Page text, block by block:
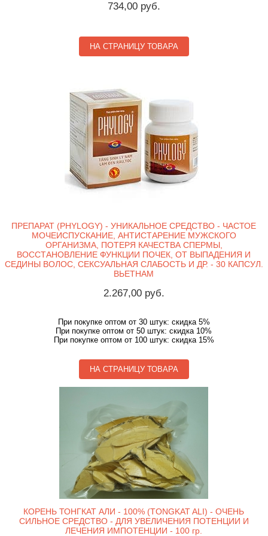
734,00 руб.
НА СТРАНИЦУ ТОВАРА
ПРЕПАРАТ (PHYLOGY) - УНИКАЛЬНОЕ СРЕДСТВО - ЧАСТОЕ
МОЧЕИСПУСКАНИЕ, АНТИСТАРЕНИЕ МУЖСКОГО
ОРГАНИЗМА, ПОТЕРЯ КАЧЕСТВА СПЕРМЫ,
ВОССТАНОВЛЕНИЕ ФУНКЦИИ ПОЧЕК, ОТ ВЫПАДЕНИЯ И
СЕДИНЫ ВОЛОС, СЕКСУАЛЬНАЯ СЛАБОСТЬ И ДР. - 30 КАПСУЛ.
ВЬЕТНАМ
2.267,00 руб.
При покупке оптом от 30 штук: скидка 5%
При покупке оптом от 50 штук: скидка 10%
При покупке оптом от 100 штук: скидка 15%
НА СТРАНИЦУ ТОВАРА
КОРЕНЬ ТОНГКАТ АЛИ - 100% (TONGKAT ALI) - ОЧЕНЬ
СИЛЬНОЕ СРЕДСТВО - ДЛЯ УВЕЛИЧЕНИЯ ПОТЕНЦИИ И
ЛЕЧЕНИЯ ИМПОТЕНЦИИ - 100 гр.